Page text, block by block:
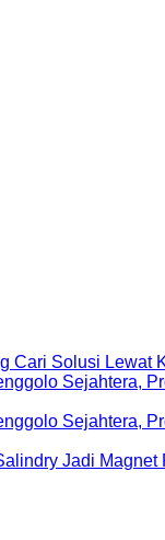
Cari Solusi Lewat
Sejahtera,
Sejahtera,
Jadi Magnet